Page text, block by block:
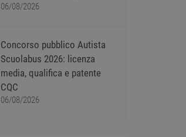
06/08/2026
Concorso pubblico Autista
Scuolabus 2026: licenza
media, qualifica e patente
CQC
06/08/2026